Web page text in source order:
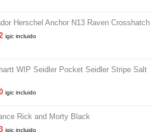
Herschel Anchor N13 Raven Crosshatch
igic incluido
WIP Seidler Pocket Seidler Stripe Salt
igic incluido
Rick and Morty Black
igic incluido